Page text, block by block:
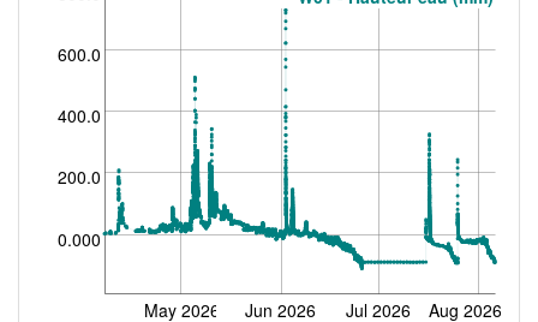
0.000
200.0
400.0
600.0
May 2026 Jun 2026 Jul 2026 Aug 2026